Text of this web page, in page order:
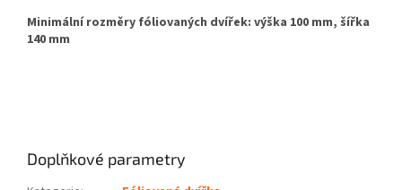
Minimální rozměry fóliovaných dvířek: výška 100 mm, šířka
140 mm
Doplňkové parametry